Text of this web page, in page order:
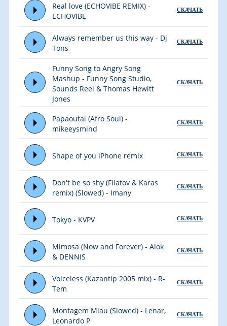
Real love (ECHOVIBE REMIX) -
ECHOVIBE
СКАЧАТЬ
Always remember us this way - Dj
Tons
СКАЧАТЬ
Funny Song to Angry Song
Mashup - Funny Song Studio,
Sounds Reel & Thomas Hewitt
Jones
СКАЧАТЬ
Papaoutai (Afro Soul) -
mikeeysmind
СКАЧАТЬ
Shape of you iPhone remix СКАЧАТЬ
Don't be so shy (Filatov & Karas
remix) (Slowed) - Imany
СКАЧАТЬ
Tokyo - KVPV СКАЧАТЬ
Mimosa (Now and Forever) - Alok
& DENNIS
СКАЧАТЬ
Voiceless (Kazantip 2005 mix) - R-
Tem
СКАЧАТЬ
Montagem Miau (Slowed) - Lenar,
Leonardo P
СКАЧАТЬ